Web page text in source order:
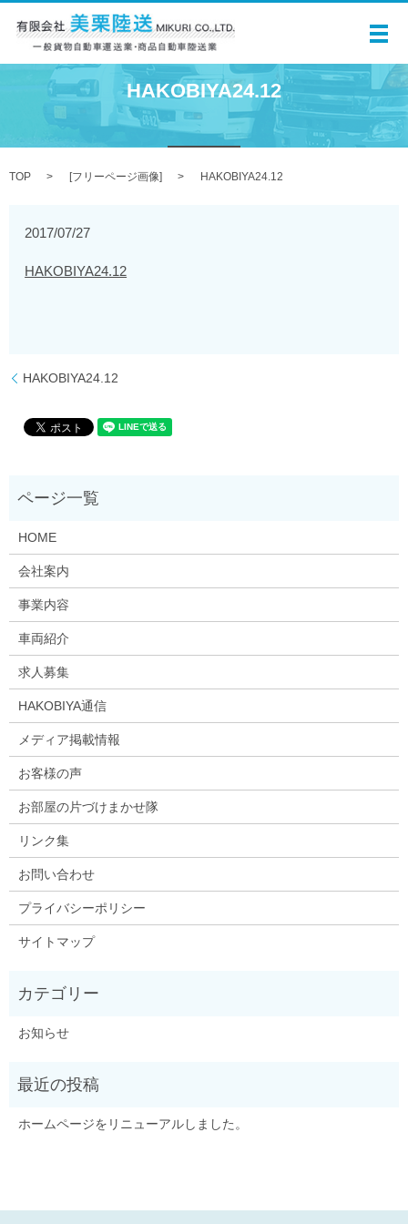
メ
HAKOBIYA24.12
TOP [フリーページ画像] HAKOBIYA24.12
2017/07/27
HAKOBIYA24.12
HAKOBIYA24.12
HOME
会社案内
事業内容
車両紹介
求人募集
HAKOBIYA通信
メディア掲載情報
お客様の声
お部屋の片づけまかせ隊
リンク集
お問い合わせ
プライバシーポリシー
サイトマップ
お知らせ
ホームページをリニューアルしました。